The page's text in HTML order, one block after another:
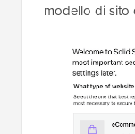
modello di sito